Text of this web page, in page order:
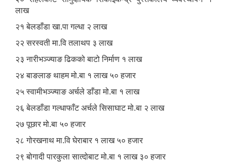
लाख
२१ बेलडाँडा खा.पा गल्धा २ लाख
२२ सरस्वती मा.वि तलाथप ३ लाख
२३ नारीभञ्ज्याङ ढिकको बाटो निर्माण १ लाख
२४ बाङलाङ थाहम मो.बा १ लाख ५० हजार
२५ स्वामीभञ्ज्याङ अर्चले डाँडा मो.बा १ लाख
२६ बेलडाँडा गल्धाफाँट अर्चले सिसाघाट मो.बा २ लाख
२७ पूछार मो.बा ५० हजार
२८ गोरखनाथ मा.वि घेराबार १ लाख ५० हजार
२९ बोगादी पारकुला सात्दोबाट मो.बा १ लाख ३० हजार